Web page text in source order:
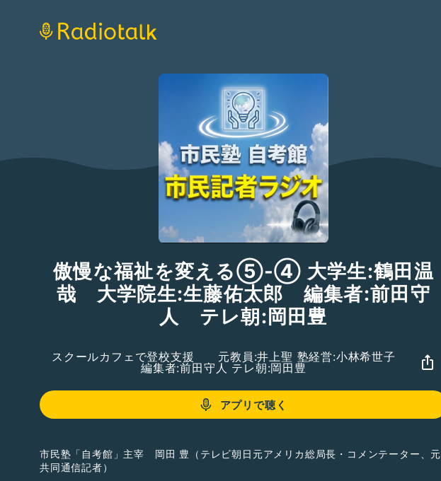
傲慢な福祉を変える⑤-④ 大学生:鶴田温
哉 大学院生:生藤佑太郎 編集者:前田守
人 テレ朝:岡田豊
スクールカフェで登校支援 元教員:井上聖 塾経営:小林希世子
編集者:前田守人 テレ朝:岡田豊
アプリで聴く
市民塾「自考館」主宰 岡田 豊（テレビ朝日元アメリカ総局長・コメンテーター、元
共同通信記者）